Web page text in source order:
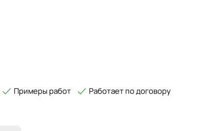
Примеры работ
Работает по договору